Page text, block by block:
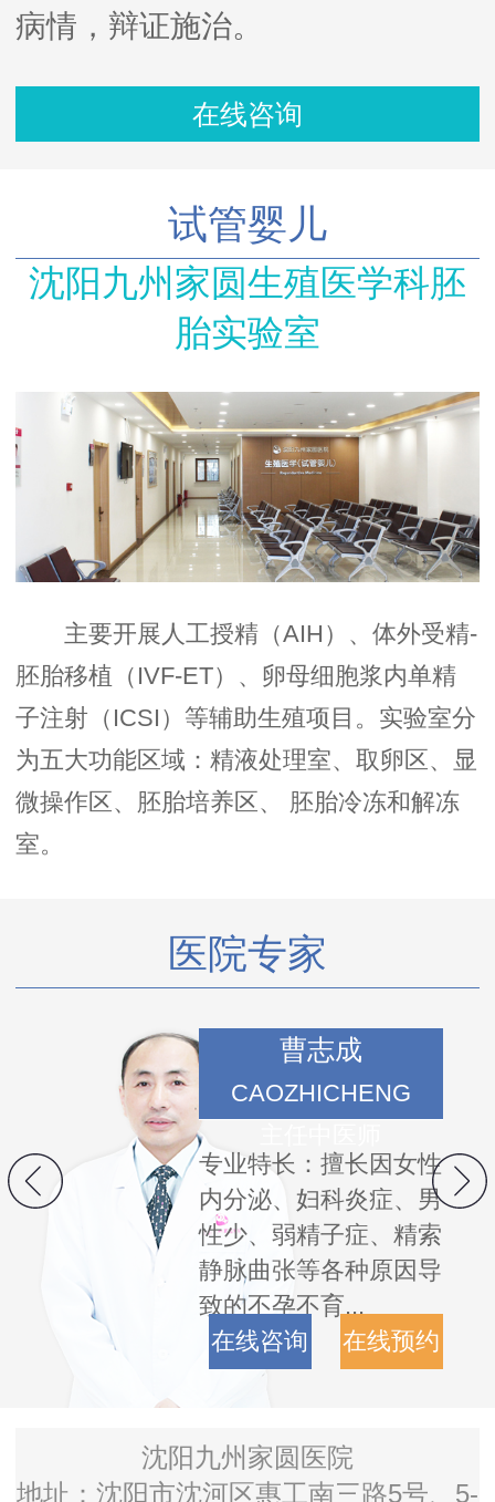
病情，辩证施治。
在线咨询
试管婴儿
沈阳九州家圆生殖医学科胚
胎实验室
主要开展人工授精（AIH）、体外受精-
胚胎移植（IVF-ET）、卵母细胞浆内单精
子注射（ICSI）等辅助生殖项目。实验室分
为五大功能区域：精液处理室、取卵区、显
微操作区、胚胎培养区、 胚胎冷冻和解冻
室。
医院专家
曹志成
CAOZHICHENG
专业特长：擅长因女性
内分泌、妇科炎症、男
性少、弱精子症、精索
静脉曲张等各种原因导
致的不孕不育...
在线咨询
在线预约
沈阳九州家圆医院
地址：沈阳市沈河区惠工南三路5号、5-